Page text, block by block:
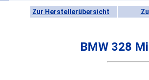
Zur Herstellerübersicht
BMW 328